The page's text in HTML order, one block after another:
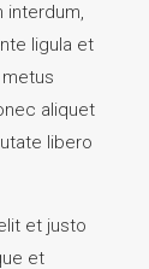
interdum,
ligula et
aliquet
libero
et justo
et